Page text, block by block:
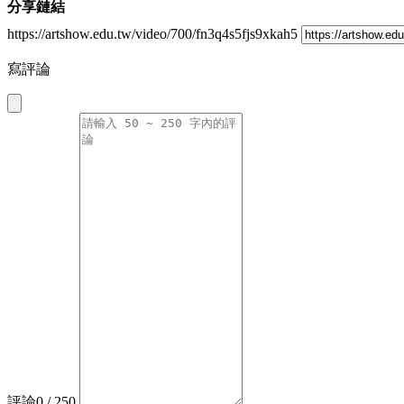
分享鏈結
https://artshow.edu.tw/video/700/fn3q4s5fjs9xkah5
寫評論